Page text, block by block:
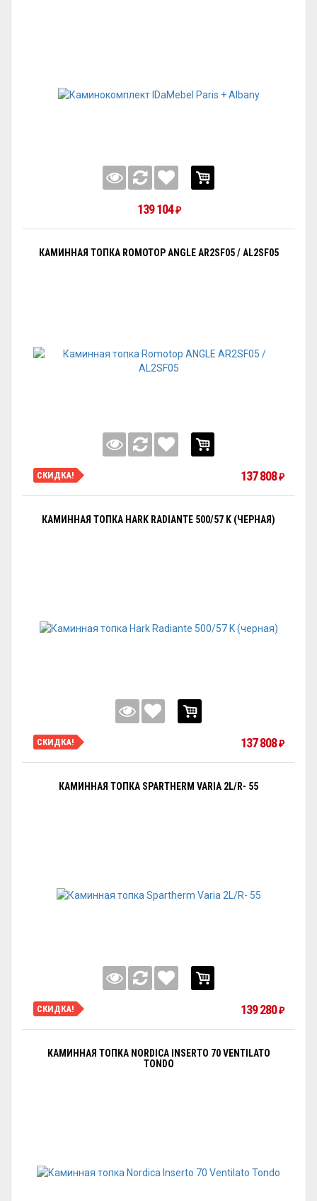
139 104₽
КАМИННАЯ ТОПКА ROMOTOP ANGLE AR2SF05 / AL2SF05
СКИДКА! 137 808₽
КАМИННАЯ ТОПКА HARK RADIANTE 500/57 K (ЧЕРНАЯ)
СКИДКА! 137 808₽
КАМИННАЯ ТОПКА SPARTHERM VARIA 2L/R- 55
СКИДКА! 139 280₽
КАМИННАЯ ТОПКА NORDICA INSERTO 70 VENTILATO
TONDO